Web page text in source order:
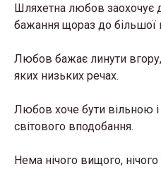
Шляхетна любов заохочує
бажання щораз до більшої
Любов бажає линути вгору,
яких низьких речах.
Любов хоче бути вільною
світового вподобання.
Нема нічого вищого,